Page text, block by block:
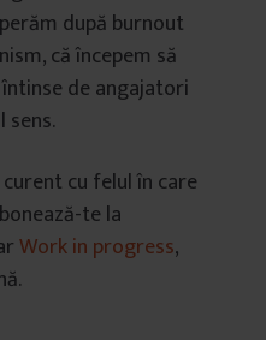
după burnout
că începem să
de angajatori
sens.
cu felul în care
te la
Work in progress,